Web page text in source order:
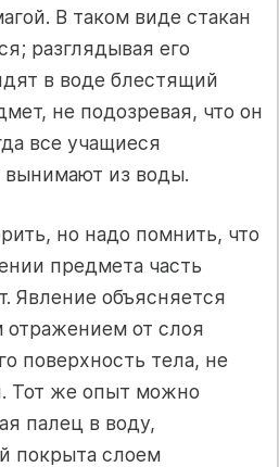
В таком виде стакан
разглядывая его
в воде блестящий
не подозревая, что он
все учащиеся
вынимают из воды.
но надо помнить, что
предмета часть
Явление объясняется
от слоя
поверхность тела, не
Тот же опыт можно
палец в воду,
покрыта слоем